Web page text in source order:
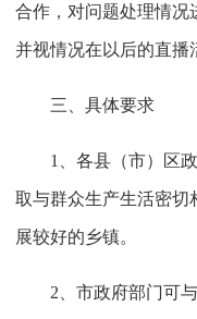
合作，对问题处理情况
并视情况在以后的直播
三、具体要求
1、各县（市）区
取与群众生产生活密切
展较好的乡镇。
2、市政府部门可